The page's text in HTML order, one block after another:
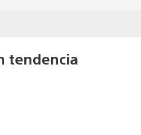
tendencia